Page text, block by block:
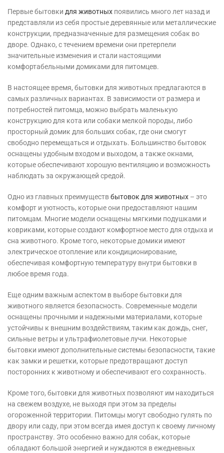
Первые бытовки для животных появились много лет назад и
представляли из себя простые деревянные или металлические
конструкции, предназначенные для размещения собак во
дворе. Однако, с течением времени они претерпели
значительные изменения и стали настоящими
комфортабельными домиками для питомцев.
В настоящее время, бытовки для животных предлагаются в
самых различных вариантах. В зависимости от размера и
потребностей питомца, можно выбрать маленькую
конструкцию для кота или собаки мелкой породы, либо
просторный домик для больших собак, где они смогут
свободно перемещаться и отдыхать. Большинство бытовок
оснащены удобным входом и выходом, а также окнами,
которые обеспечивают хорошую вентиляцию и возможность
наблюдать за окружающей средой.
Одно из главных преимуществбытовок для животных – это
комфорт и уютность, которые они предоставляют нашим
питомцам. Многие модели оснащены мягкими подушками и
ковриками, которые создают комфортное место для отдыха и
сна животного. Кроме того, некоторые домики имеют
электрическое отопление или кондиционирование,
обеспечивая комфортную температуру внутри бытовки в
любое время года.
Еще одним важным аспектом в выборе бытовки для
животного является безопасность. Современные модели
оснащены прочными и надежными материалами, которые
устойчивы к внешним воздействиям, таким как дождь, снег,
сильные ветры и ультрафиолетовые лучи. Некоторые
бытовки имеют дополнительные системы безопасности, такие
как замки и решетки, которые предотвращают доступ
посторонних к животному и обеспечивают его сохранность.
Кроме того, бытовки для животных позволяют им находиться
на свежем воздухе, не выходя при этом за пределы
огороженной территории. Питомцы могут свободно гулять по
двору или саду, при этом всегда имея доступ к своему личному
пространству. Это особенно важно для собак, которые
обладают большой энергией и нуждаются в ежедневных